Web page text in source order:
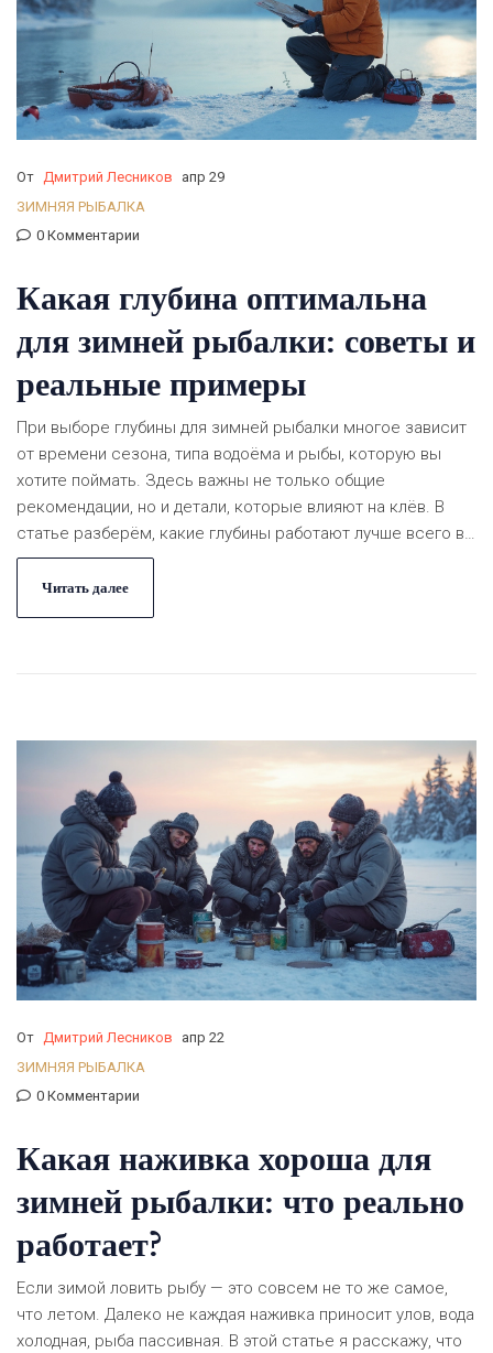
От Дмитрий Лесников
апр 29
ЗИМНЯЯ РЫБАЛКА
0 Комментарии
Какая глубина оптимальна
для зимней рыбалки: советы и
реальные примеры
При выборе глубины для зимней рыбалки многое зависит
от времени сезона, типа водоёма и рыбы, которую вы
хотите поймать. Здесь важны не только общие
рекомендации, но и детали, которые влияют на клёв. В
статье разберём, какие глубины работают лучше всего в
разное время зимы, как их искать и что важно учесть
новичкам. Каждый совет основан на реальных ситуациях.
Поделюсь понятными примерами и фишками из личного
Читать далее
От Дмитрий Лесников
апр 22
ЗИМНЯЯ РЫБАЛКА
0 Комментарии
Какая наживка хороша для
зимней рыбалки: что реально
работает?
Если зимой ловить рыбу — это совсем не то же самое,
что летом. Далеко не каждая наживка приносит улов, вода
холодная, рыба пассивная. В этой статье я расскажу, что